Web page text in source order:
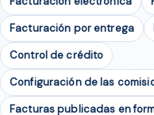
Facturación por entrega
Control de crédito
Configuración de las
Facturas publicadas en